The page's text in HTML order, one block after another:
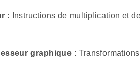
: Instructions de multiplication et
graphique : Transformations